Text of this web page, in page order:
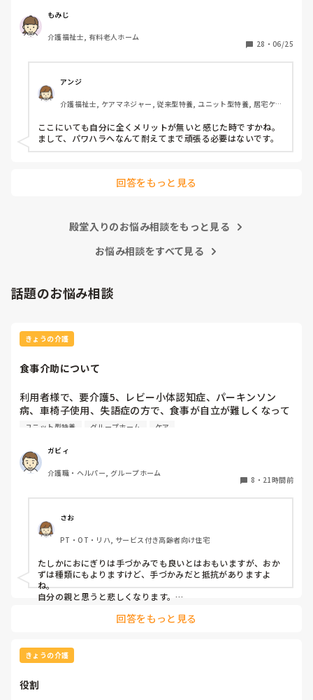
いつもご機嫌を伺うみたいなとこが
あり、機嫌が悪いと理不尽に叱られる
みたいなとこがあり凹んだりしてました。
6月入社して最初は違い過ぎる事ばかりで
戸惑い、仕事を覚えるのが大変でしたが、
介護の仕事だけに集中出来る今の職場は
有難いなと感謝しています。
皆さんの転職する決め手は何ですか？
もみじ
介護福祉士, 有料老人ホーム
28 ・ 06/25
アンジ
介護福祉士, ケアマネジャー, 従来型特養, ユニット型特養, 居宅ケア
ここにいても自分に全くメリットが無いと感じた時ですかね。
まして、パワハラへなんて耐えてまで頑張る必要はないです。
回答をもっと見る
殿堂入りのお悩み相談をもっと見る
お悩み相談をすべて見る
話題のお悩み相談
きょうの介護
食事介助について
利用者様で、要介護5、レビー小体認知症、パーキンソン
病、車椅子使用、失語症の方で、食事が自立が難しくなって
来ました。ご飯を、おにぎりにして、ご自分で手づかみで食
す。食べられる時とスプーンを使っても難しい時がありま
す。おかずも、おにぎり同様、手づかみでたべてもらってる
時があるのですが、難しい時は、職員が介助しています。ご
かずの手づかみは、どうかなと思うのですが、皆さんはどう
思われますか？私は、自分の母親が手づかみで食べてるのを
見たら、悲しくなります…職員さん、介助して下さいと思っ
てしまいます…
ユニット型特養 グループホーム ケア
ガビィ
介護職・ヘルパー, グループホーム
8 ・ 21時間前
さお
PT・OT・リハ, サービス付き高齢者向け住宅
たしかにおにぎりは手づかみでも良いとはおもいますが、おか
ずは種類にもよりますけど、手づかみだと抵抗がありますよ
ね。
自分の親と思うと悲しくなります。
どうなんでしょうか？とろみつけてたりするのを手づかみは抵
回答をもっと見る
きょうの介護
役割